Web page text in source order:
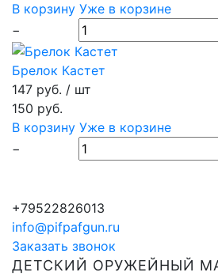
В корзину Уже в корзине
−
Брелок Кастет
147 руб. / шт
150 руб.
В корзину Уже в корзине
−
+79522826013
info@pifpafgun.ru
Заказать звонок
ДЕТСКИЙ ОРУЖЕЙНЫЙ